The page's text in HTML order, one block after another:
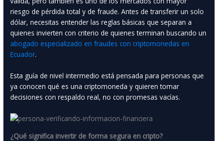
riesgo de pérdida total y de fraude. Antes de transferir un solo
dólar, necesitas entender las reglas básicas que separan a
quienes invierten con criterio de quienes terminan buscando un
abogado especializado en fraudes con criptomonedas en
Ecuador.
Esta guía de nivel intermedio está pensada para personas que
ya conocen qué es una criptomoneda y quieren tomar
decisiones con respaldo real, no con promesas vacías.
¿Qué significa invertir de forma segura en cripto?